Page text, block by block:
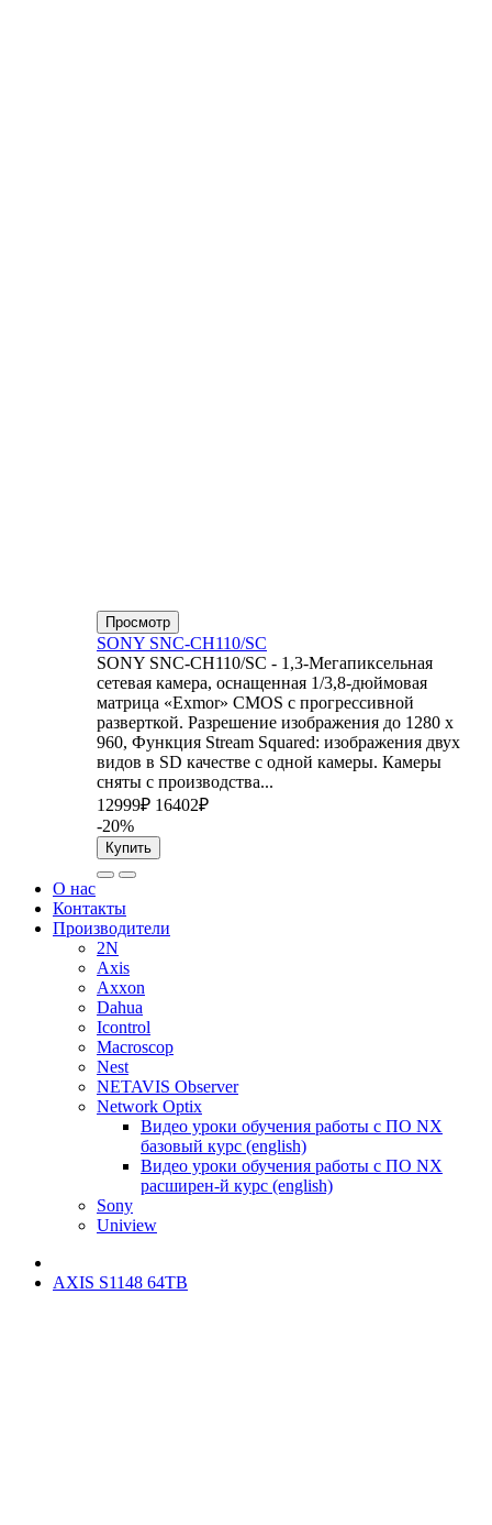
Просмотр
SONY SNC-CH110/SC
SONY SNC-CH110/SC - 1,3-Мегапиксельная
сетевая камера, оснащенная 1/3,8-дюймовая
матрица «Exmor» CMOS с прогрессивной
разверткой. Разрешение изображения до 1280 x
960, Функция Stream Squared: изображения двух
видов в SD качестве с одной камеры. Камеры
сняты с производства...
12999₽ 16402₽
-20%
Купить
О нас
Контакты
Производители
2N
Axis
Axxon
Dahua
Icontrol
Macroscop
Nest
NETAVIS Observer
Network Optix
Видео уроки обучения работы с ПО NX
базовый курс (english)
Видео уроки обучения работы с ПО NX
расширен-й курс (english)
Sony
Uniview
AXIS S1148 64TB